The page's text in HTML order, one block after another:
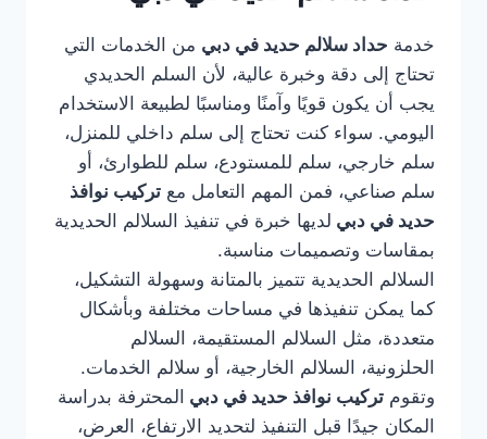
خدمة حداد سلالم حديد في دبي من الخدمات التي
تحتاج إلى دقة وخبرة عالية، لأن السلم الحديدي
يجب أن يكون قويًا وآمنًا ومناسبًا لطبيعة الاستخدام
اليومي. سواء كنت تحتاج إلى سلم داخلي للمنزل،
سلم خارجي، سلم للمستودع، سلم للطوارئ، أو
سلم صناعي، فمن المهم التعامل مع تركيب نوافذ
حديد في دبي لديها خبرة في تنفيذ السلالم الحديدية
بمقاسات وتصميمات مناسبة.
السلالم الحديدية تتميز بالمتانة وسهولة التشكيل،
كما يمكن تنفيذها في مساحات مختلفة وبأشكال
متعددة، مثل السلالم المستقيمة، السلالم
الحلزونية، السلالم الخارجية، أو سلالم الخدمات.
وتقوم تركيب نوافذ حديد في دبي المحترفة بدراسة
المكان جيدًا قبل التنفيذ لتحديد الارتفاع، العرض،